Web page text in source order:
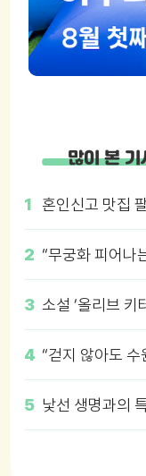
많이 본 기
혼인신고 맛집
“무궁화 피어나
소설 ‘올리브 키
“걷지 않아도
‘수원행차’ 타보
낯선 생명과의